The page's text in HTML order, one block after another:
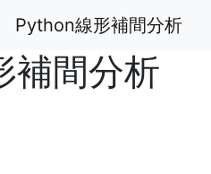
Python線形補間分析
補間分析